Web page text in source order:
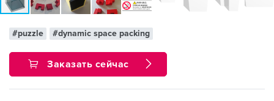
#puzzle #dynamic space packing
Заказать сейчас